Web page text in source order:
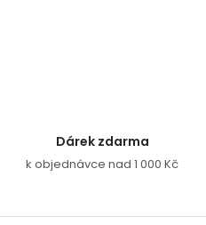
Dárek zdarma
k objednávce nad 1 000 Kč